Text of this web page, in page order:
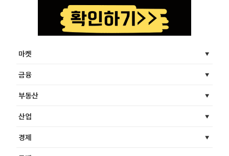
마켓
금융
부동산
산업
경제